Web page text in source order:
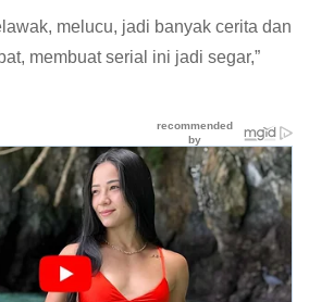
melucu, jadi banyak cerita dan
membuat serial ini jadi segar,”